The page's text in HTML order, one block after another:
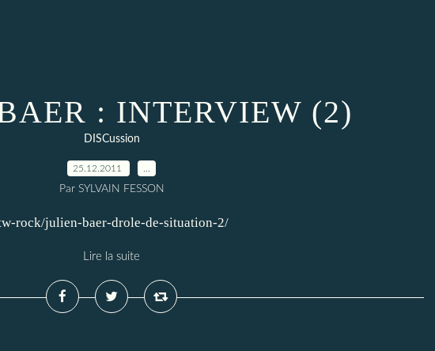
: INTERVIEW (2)
DISCussion
25.12.2011
Par SYLVAIN FESSON
rock/julien-baer-drole-de-situation-2/
Lire la suite